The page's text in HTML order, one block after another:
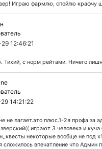
Играю фармлю, спойлю крафчу
12:46:21
Тихий, с норм рейтами. Ничего
14:21:22
не лагает.это плюс.1-2я профа за
играют 3 человека и
некоторые вообще не под
впечатление что Админ